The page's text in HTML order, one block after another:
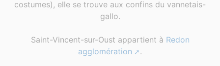
costumes), elle se trouve aux confins du vannetais-
gallo.
Saint-Vincent-sur-Oust appartient à Redon
agglomération
.